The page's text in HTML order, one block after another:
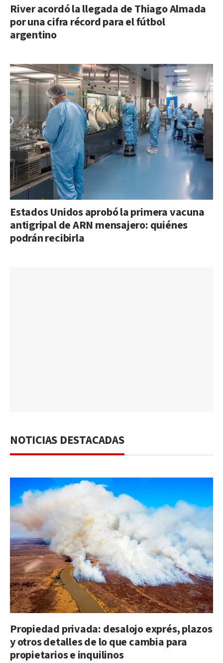
River acordó la llegada de Thiago Almada
por una cifra récord para el fútbol
argentino
Estados Unidos aprobó la primera vacuna
antigripal de ARN mensajero: quiénes
podrán recibirla
NOTICIAS DESTACADAS
Propiedad privada: desalojo exprés, plazos
y otros detalles de lo que cambia para
propietarios e inquilinos